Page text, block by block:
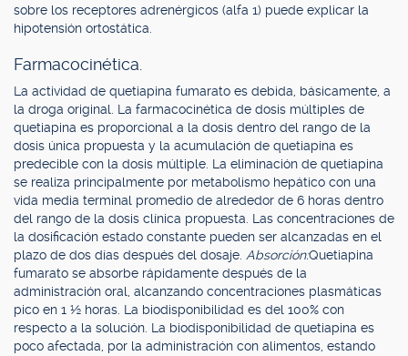
sobre los receptores adrenérgicos (alfa 1) puede explicar la
hipotensión ortostática.
Farmacocinética.
La actividad de quetiapina fumarato es debida, básicamente, a
la droga original. La farmacocinética de dosis múltiples de
quetiapina es proporcional a la dosis dentro del rango de la
dosis única propuesta y la acumulación de quetiapina es
predecible con la dosis múltiple. La eliminación de quetiapina
se realiza principalmente por metabolismo hepático con una
vida media terminal promedio de alrededor de 6 horas dentro
del rango de la dosis clínica propuesta. Las concentraciones de
la dosificación estado constante pueden ser alcanzadas en el
plazo de dos días después del dosaje. Absorción:Quetiapina
fumarato se absorbe rápidamente después de la
administración oral, alcanzando concentraciones plasmáticas
pico en 1 ½ horas. La biodisponibilidad es del 100% con
respecto a la solución. La biodisponibilidad de quetiapina es
poco afectada, por la administración con alimentos, estando